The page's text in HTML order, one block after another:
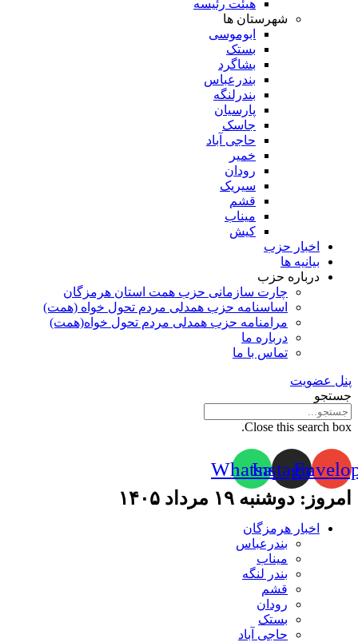
هیئت رئیسه
شهرستان ها
ابوموسی
بستک
بشاگرد
بندرعباس
بندرلنگه
پارسیان
جاسک
حاجی آباد
خمیر
رودان
سیریک
قشم
میناب
کیش
اخبار حزب
بیانیه ها
درباره حزب
چارت سازمانی حزب همت استان هرمزگان
اساسنامه حزب همدلی مردم تحول خواه (همت)
مرامنامه حزب همدلی مردم تحول خواه(همت)
درباره ما
تماس با ما
پنل عضویت
جستجو
Close this search box.
Instagram
Whatsapp
امروز: دوشنبه ۱۹ مرداد ۱۴۰۵
اخبار هرمزگان
بندرعباس
میناب
بندر لنگه
قشم
رودان
بستک
حاجی آباد